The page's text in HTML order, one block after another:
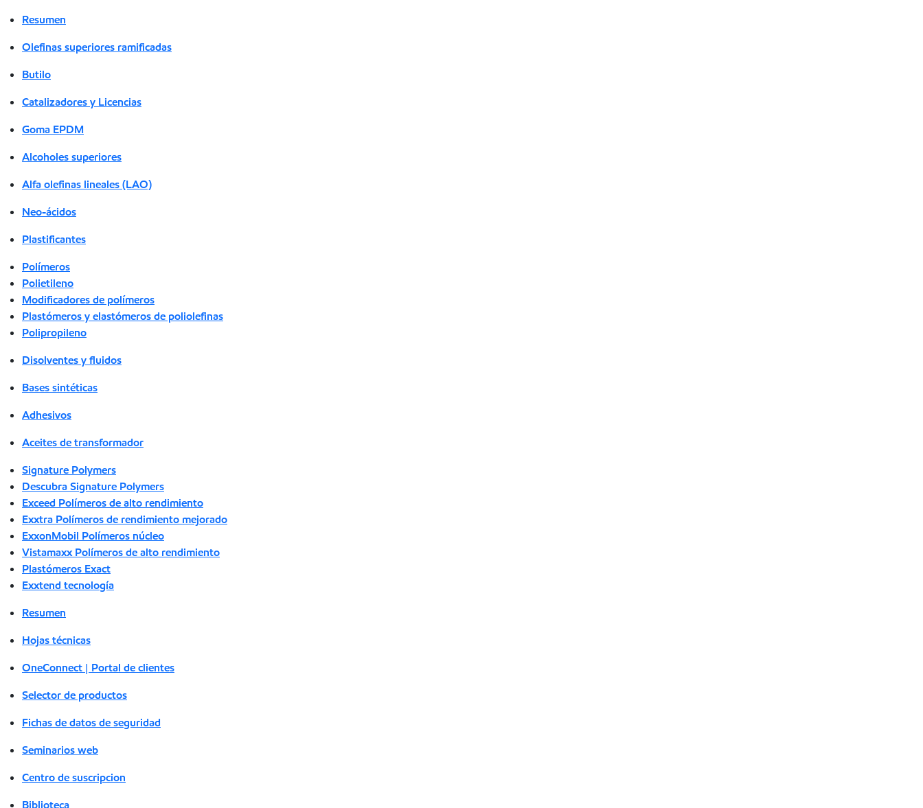
Resumen
Olefinas superiores ramificadas
Butilo
Catalizadores y Licencias
Goma EPDM
Alcoholes superiores
Alfa olefinas lineales (LAO)
Neo-ácidos
Plastificantes
Polímeros
Polietileno
Modificadores de polímeros
Plastómeros y elastómeros de poliolefinas
Polipropileno
Disolventes y fluidos
Bases sintéticas
Adhesivos
Aceites de transformador
Signature Polymers
Descubra Signature Polymers
Exceed Polímeros de alto rendimiento
Exxtra Polímeros de rendimiento mejorado
ExxonMobil Polímeros núcleo
Vistamaxx Polímeros de alto rendimiento
Plastómeros Exact
Exxtend tecnología
Resumen
Hojas técnicas
OneConnect | Portal de clientes
Selector de productos
Fichas de datos de seguridad
Seminarios web
Centro de suscripcion
Biblioteca